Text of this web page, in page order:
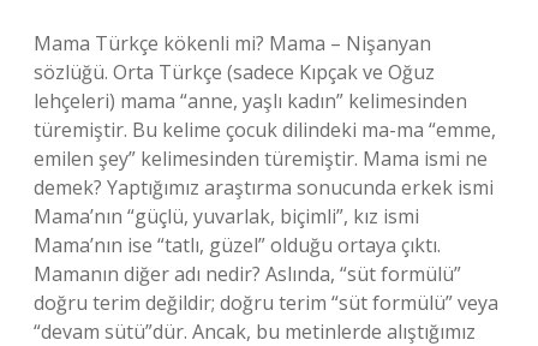
Mama Türkçe kökenli mi? Mama – Nişanyan
sözlüğü. Orta Türkçe (sadece Kıpçak ve Oğuz
lehçeleri) mama “anne, yaşlı kadın” kelimesinden
türemiştir. Bu kelime çocuk dilindeki ma-ma “emme,
emilen şey” kelimesinden türemiştir. Mama ismi ne
demek? Yaptığımız araştırma sonucunda erkek ismi
Mama’nın “güçlü, yuvarlak, biçimli”, kız ismi
Mama’nın ise “tatlı, güzel” olduğu ortaya çıktı.
Mamanın diğer adı nedir? Aslında, “süt formülü”
doğru terim değildir; doğru terim “süt formülü” veya
“devam sütü”dür. Ancak, bu metinlerde alıştığımız